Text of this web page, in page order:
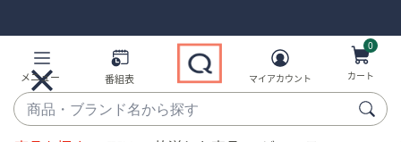
Links
Links2
メニュー 番組表
商
品・
候
マイアカウント
0
カート